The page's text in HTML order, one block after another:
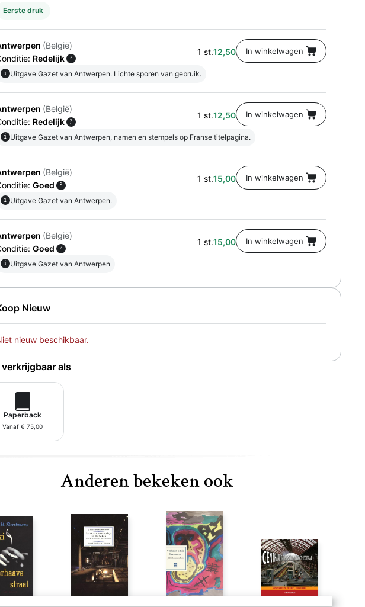
Eerste druk
(België)
Redelijk ?
1 st.12,50
i Uitgave Gazet van Antwerpen. Lichte sporen van gebruik.
(België)
Redelijk ?
1 st.12,50
i Uitgave Gazet van Antwerpen, namen en stempels op Franse titelpagina.
(België)
Goed ?
1 st.15,00
i Uitgave Gazet van Antwerpen.
(België)
Goed ?
1 st.15,00
i Uitgave Gazet van Antwerpen
Nieuw
nieuw beschikbaar.
als
Paperback
Vanaf € 75,00
Anderen bekeken ook